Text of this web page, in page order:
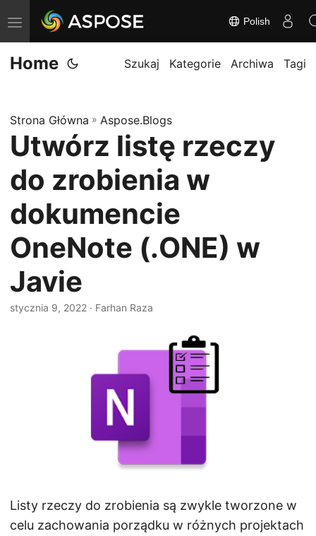
P
r
z
ą
n
w
i
g
c
Polish
Home Szukaj Kategorie Archiwa Tagi
Strona Główna » Aspose.Blogs
Utwórz listę rzeczy
do zrobienia w
dokumencie
OneNote (.ONE) w
Javie
stycznia 9, 2022 · Farhan Raza
Listy rzeczy do zrobienia są zwykle tworzone w
celu zachowania porządku w różnych projektach